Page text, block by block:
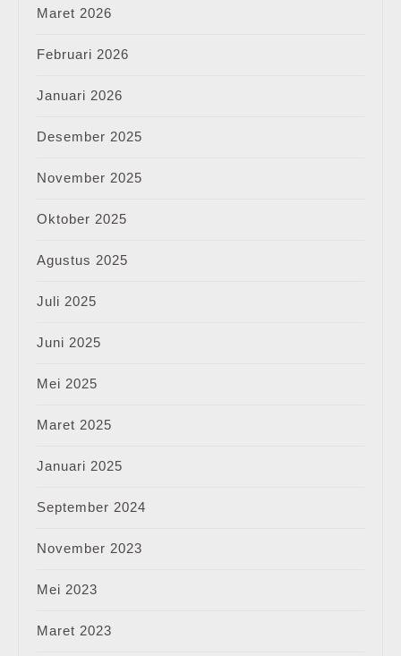
Maret 2026
Februari 2026
Januari 2026
Desember 2025
November 2025
Oktober 2025
Agustus 2025
Juli 2025
Juni 2025
Mei 2025
Maret 2025
Januari 2025
September 2024
November 2023
Mei 2023
Maret 2023